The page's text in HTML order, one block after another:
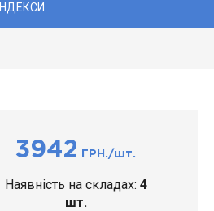
ІНДЕКСИ
3942 ГРН./шт.
Наявність на складах: 4
шт.